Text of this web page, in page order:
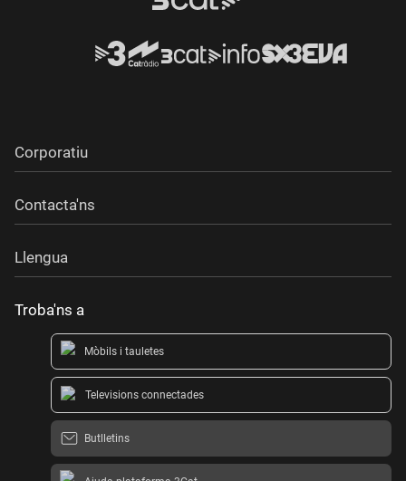
Corporatiu
Contacta'ns
Llengua
Troba'ns a
Mòbils i tauletes
Televisions connectades
Butlletins